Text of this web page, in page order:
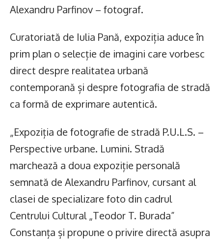
Alexandru Parfinov – fotograf.
Curatoriată de Iulia Pană, expoziția aduce în
prim plan o selecție de imagini care vorbesc
direct despre realitatea urbană
contemporană și despre fotografia de stradă
ca formă de exprimare autentică.
„Expoziția de fotografie de stradă P.U.L.S. –
Perspective urbane. Lumini. Stradă
marchează a doua expoziție personală
semnată de Alexandru Parfinov, cursant al
clasei de specializare foto din cadrul
Centrului Cultural „Teodor T. Burada”
Constanța și propune o privire directă asupra